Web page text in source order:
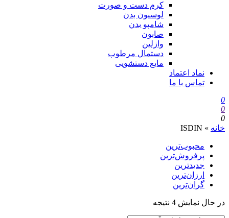
کرم دست و صورت
لوسیون بدن
شامپو بدن
صابون
وازلین
دستمال مرطوب
مایع دستشویی
نماد اعتماد
تماس با ما
0
0
0
خانه »
ISDIN
محبوب‌ترین
پرفروش‌ترین
جدیدترین
ارزان‌ترین
گران‌ترین
در حال نمایش 4 نتیجه